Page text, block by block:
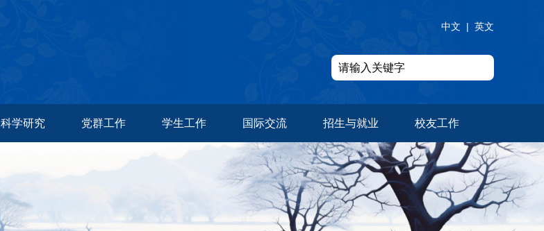
中文 | 英文
科学研究 党群工作 学生工作 国际交流 招生与就业 校友工作